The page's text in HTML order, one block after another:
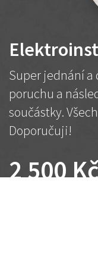
Super jednání
poruchu a
součástky.
Doporučuji!
2 500